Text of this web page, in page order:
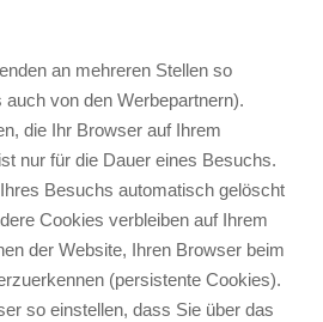
an mehreren Stellen so
von den Werbepartnern).
die Ihr Browser auf Ihrem
nur für die Dauer eines Besuchs.
Besuchs automatisch gelöscht
Cookies verbleiben auf Ihrem
der Website, Ihren Browser beim
(persistente Cookies).
so einstellen, dass Sie über das